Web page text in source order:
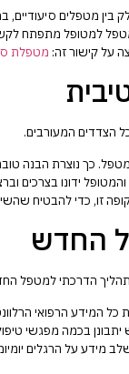
בין מטפלים
למטופל מתפתח
על קישור זה: מטפלת
הצדדים המעורבים.
כך נוצרת הבנה טובה
ידונו בצרכים
כדי להבטיח
החדש
תהליך הדרכתי למטפל
המידע הרפואי
בכמה מפגשי
על הרגלים